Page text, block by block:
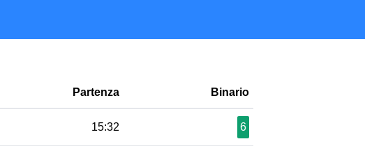
Partenza Binario
15:32 6